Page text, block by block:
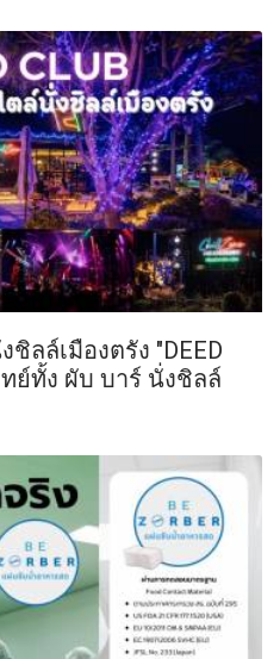
ลล์เมืองตรัง "DEED
ย์ทั้ง ผับ บาร์ นั่งชิลล์